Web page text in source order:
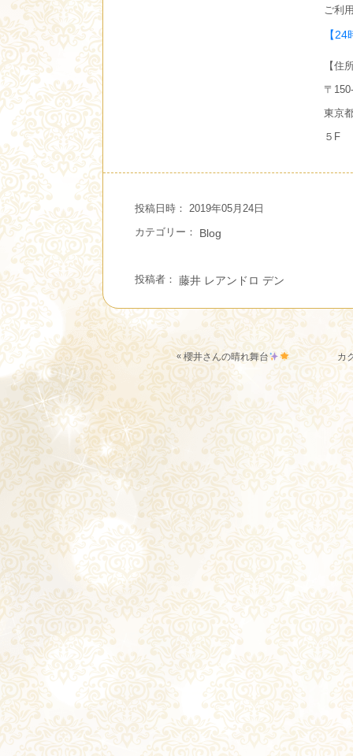
ご利
【
【住
〒
東京
５F
投稿日時： 2019年05月24日
カテゴリー： Blog
投稿者： 藤井 レアンドロ デン
« 櫻井さんの晴れ舞台 カ